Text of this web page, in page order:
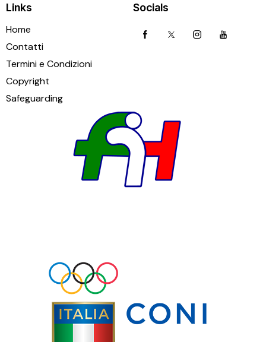
Links
Home
Contatti
Termini e Condizioni
Copyright
Safeguarding
Socials